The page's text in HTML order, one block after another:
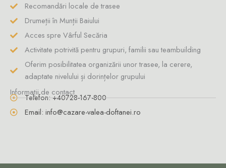
Recomandări locale de trasee
Drumeții în Munții Baiului
Acces spre Vârful Secăria
Activitate potrivită pentru grupuri, familii sau teambuilding
Oferim posibilitatea organizării unor trasee, la cerere,
adaptate nivelului și dorințelor grupului
Informații de contact
Telefon: +40728-167-800
Email: info@cazare-valea-doftanei.ro